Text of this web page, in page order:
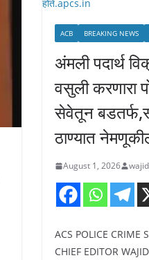
ACB BREAKING NEWS
अंमली पदार्थ
वसुली करणारा
सेवेतून
ठाण्यात
August 1, 2026
ACS POLICE CRIME
CHIEF EDITOR